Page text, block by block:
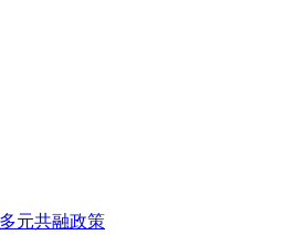
多元共融政策